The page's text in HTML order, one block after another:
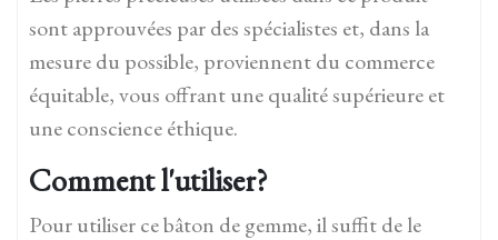
sont approuvées par des spécialistes et, dans la
mesure du possible, proviennent du commerce
équitable, vous offrant une qualité supérieure et
une conscience éthique.
Comment l'utiliser?
Pour utiliser ce bâton de gemme, il suffit de le